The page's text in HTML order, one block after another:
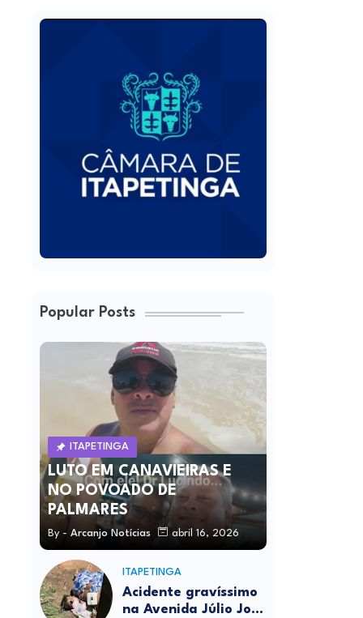
Popular Posts
ITAPETINGA
LUTO EM CANAVIEIRAS E
NO POVOADO DE
PALMARES
By - Arcanjo Notícias abril 16, 2026
ITAPETINGA
Acidente gravíssimo
na Avenida Júlio José